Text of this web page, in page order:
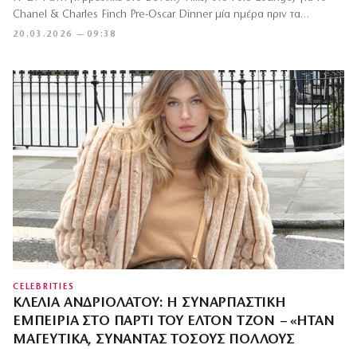
20.03.2026 — 09:38
Chanel & Charles Finch Pre-Oscar Dinner μία ημέρα πριν τα…
CELEBRITIES
ΚΛΈΛΙΑ ΑΝΔΡΙΟΛΆΤΟΥ: Η ΣΥΝΑΡΠΑΣΤΙΚΉ
ΕΜΠΕΙΡΊΑ ΣΤΟ ΠΆΡΤΙ ΤΟΥ ΈΛΤΟΝ ΤΖΟΝ – «ΉΤΑΝ
ΜΑΓΕΥΤΙΚΆ, ΣΥΝΑΝΤΆΣ ΤΌΣΟΥΣ ΠΟΛΛΟΎΣ